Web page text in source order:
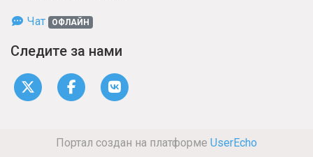
Чат ОФЛАЙН
Следите за нами
Портал создан на платформе UserEcho